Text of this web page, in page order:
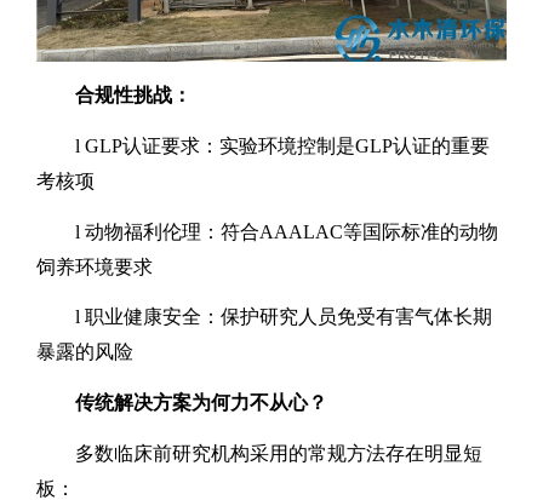
合规性挑战：
l GLP认证要求：实验环境控制是GLP认证的重要
考核项
l 动物福利伦理：符合AAALAC等国际标准的动物
饲养环境要求
l 职业健康安全：保护研究人员免受有害气体长期
暴露的风险
传统解决方案为何力不从心？
多数临床前研究机构采用的常规方法存在明显短
板：